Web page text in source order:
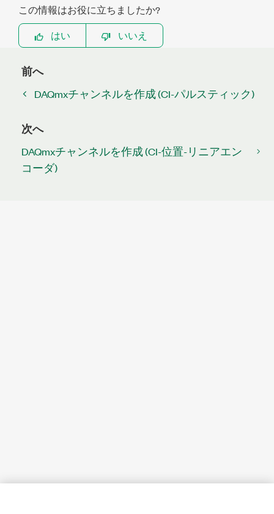
この情報はお役に立ちましたか?
はい
いいえ
前へ
DAQmxチャンネルを作成 (CI-パルスティック)
次へ
DAQmxチャンネルを作成 (CI-位置-リニアエン
コーダ)